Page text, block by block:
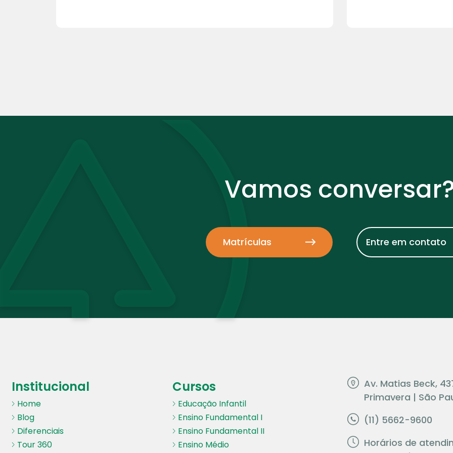
Vamos
Matrículas Entre em contato
Institucional
Home
Blog
Diferenciais
Tour 360
Cursos
Educação Infantil
Ensino Fundamental I
Ensino Fundamental II
Ensino Médio
Av. Matias Beck,
Primavera | São
(11) 5662-9600
Horários de